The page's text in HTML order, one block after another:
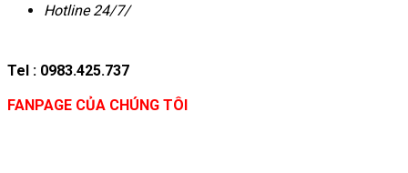
Hotline 24/7/
Tel : 0983.425.737
FANPAGE CỦA CHÚNG TÔI